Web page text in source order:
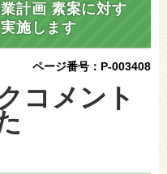
計画 素案に対す
施します
ページ番号：P-003408
コメント